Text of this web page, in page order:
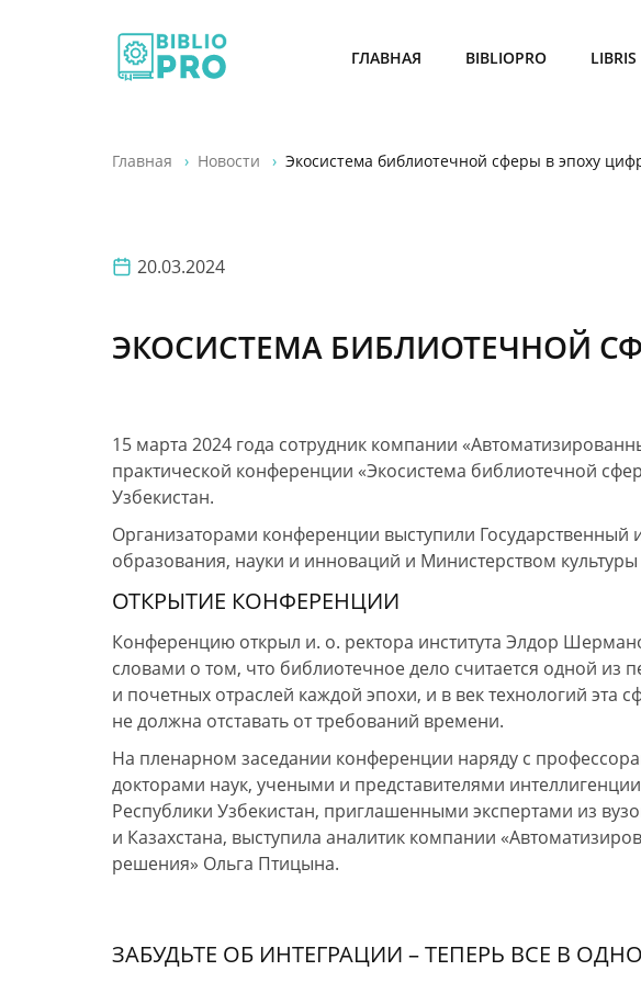
ГЛАВНАЯ BIBLIOPRO LIBRIS
Главная Новости Экосистема библиотечной сферы в эпоху
20.03.2024
ЭКОСИСТЕМА БИБЛИОТЕЧНОЙ
15 марта 2024 года сотрудник компании
практической конференции «Экосистема библиотечной
Узбекистан.
Организаторами конференции выступили Государственный
образования, науки и инноваций и Министерством
ОТКРЫТИЕ КОНФЕРЕНЦИИ
Конференцию открыл и. о. ректора института Элдор
словами о том, что библиотечное дело считается одной из
и почетных отраслей каждой эпохи, и в вектехнологий эта
не должна отставать от требований времени.
На пленарном заседании конференции наряду с
докторами наук, учеными и представителями интеллигенции
Республики Узбекистан, приглашенными экспертами из
и Казахстана, выступила аналитик компании
решения» Ольга Птицына.
ЗАБУДЬТЕ ОБ ИНТЕГРАЦИИ – ТЕПЕРЬ ВСЕ В